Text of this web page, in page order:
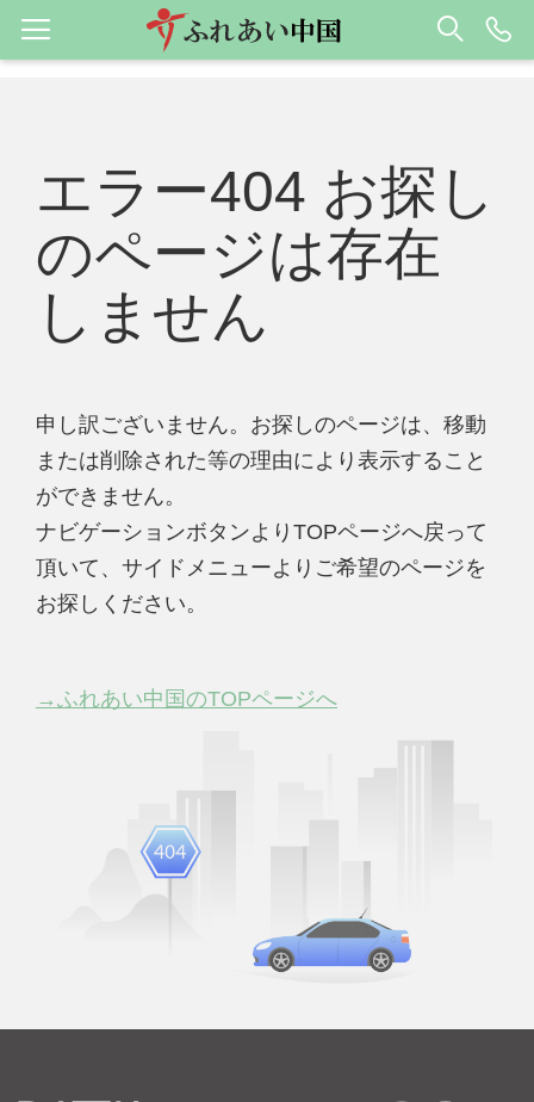
エラー404 お探し
のページは存在
しません
申し訳ございません。お探しのページは、移動
または削除された等の理由により表示すること
ができません。
ナビゲーションボタンよりTOPページへ戻って
頂いて、サイドメニューよりご希望のページを
お探しください。
→ふれあい中国のTOPページへ